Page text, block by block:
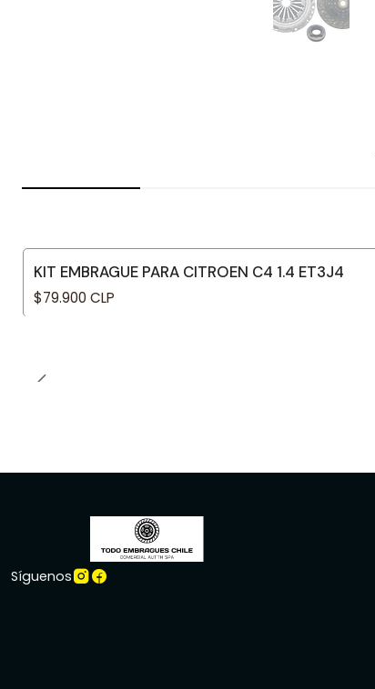
KIT EMBRAGUE PARA CITROEN C4 1.4 ET3J4
$79.900 CLP
Síguenos